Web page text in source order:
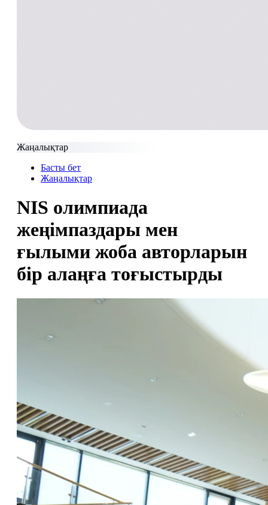
Жаңалықтар
Басты бет
Жаңалықтар
NIS олимпиада
жеңімпаздары мен
ғылыми жоба авторларын
бір алаңға тоғыстырды